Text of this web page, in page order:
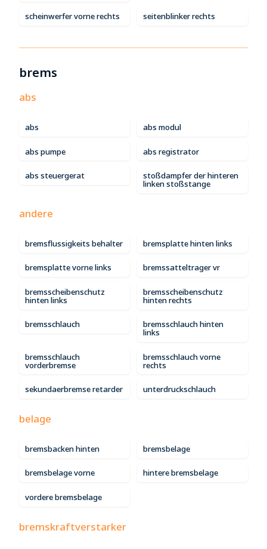
scheinwerfer vorne rechts seitenblinker rechts
brems
abs
abs abs modul
abs pumpe abs registrator
abs steuergerat stoßdampfer der hinteren
linken stoßstange
andere
bremsflussigkeits behalter bremsplatte hinten links
bremsplatte vorne links bremssatteltrager vr
bremsscheibenschutz
hinten links
bremsscheibenschutz
hinten rechts
bremsschlauch bremsschlauch hinten
links
bremsschlauch
vorderbremse
bremsschlauch vorne
rechts
sekundaerbremse retarder unterdruckschlauch
belage
bremsbacken hinten bremsbelage
bremsbelage vorne hintere bremsbelage
vordere bremsbelage
bremskraftverstarker